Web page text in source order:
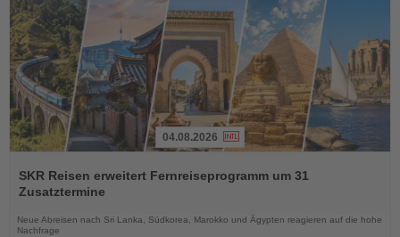
Sie
die
04.08.2026
SKR Reisen erweitert Fernreiseprogramm um 31
Zusatztermine
Neue Abreisen nach Sri Lanka, Südkorea, Marokko und Ägypten reagieren auf die hohe
Nachfrage